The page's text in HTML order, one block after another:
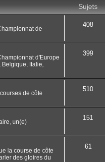
Sujets
de
408
d'Europe
Italie,
399
de côte
510
un(e)
151
la course de côte
des gloires du
61